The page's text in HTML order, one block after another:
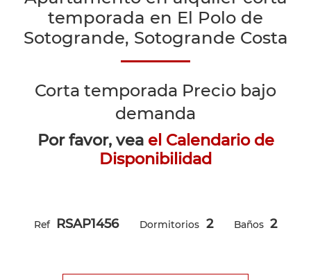
temporada en El Polo de
Sotogrande, Sotogrande Costa
Corta temporada Precio bajo
demanda
Por favor, vea el Calendario de
Disponibilidad
Ref RSAP1456 Dormitorios 2 Baños 2